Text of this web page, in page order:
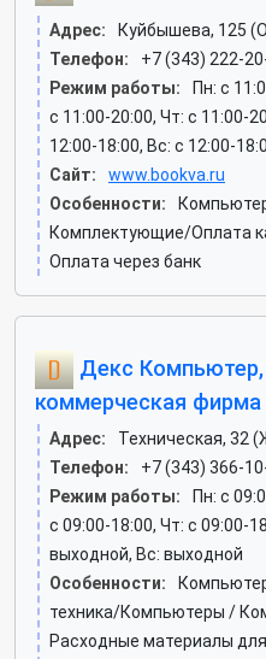
Адрес:
Куйбышева, 125
Телефон:
+7 (343) 222-
Режим работы:
Пн: c
c 11:00-20:00, Чт: c 11:00-
12:00-18:00, Вс: c 12:00-
Сайт:
www.bookva.ru
Особенности:
Комплектующие/Оплата
Оплата через банк
Декс Компьютер,
коммерческая фирма
Адрес:
Техническая, 32
Телефон:
+7 (343) 366-
Режим работы:
Пн: c
c 09:00-18:00, Чт: c 09:00-
выходной, Вс: выходной
Особенности:
техника/Компьютеры /
Расходные материалы